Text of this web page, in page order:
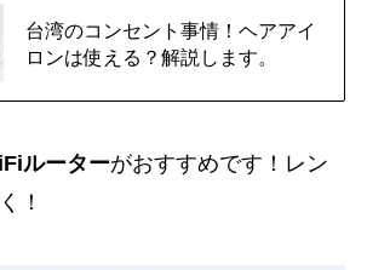
台湾のコンセント事情！ヘアアイ
ロンは使える？解説します。
ルーターがおすすめです！レン
！